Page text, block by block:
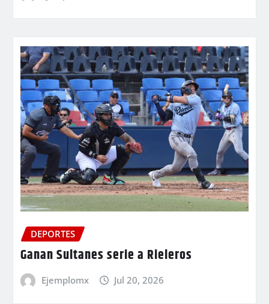
DEPORTES
Ganan Sultanes serie a Rieleros
Ejemplomx Jul 20, 2026